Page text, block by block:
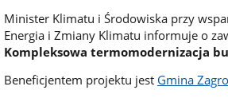
Minister Klimatu i Środowiska przy
Energia i Zmiany Klimatu informuje o
Kompleksowa termomodernizacja
Beneficjentem projektu jest Gmina